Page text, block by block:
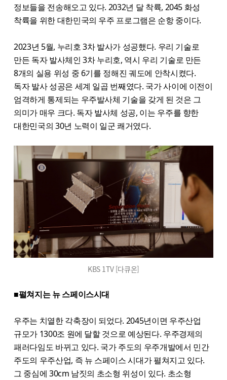
정보들을 전송해오고 있다. 2032년 달 착륙, 2045 화성
착륙을 위한 대한민국의 우주 프로그램은 순항 중이다.
2023년 5월, 누리호 3차 발사가 성공했다. 우리 기술로
만든 독자 발사체인 3차 누리호, 역시 우리 기술로 만든
8개의 실용 위성 중 6기를 정해진 궤도에 안착시켰다.
독자 발사 성공은 세계 일곱 번째였다. 국가 사이에 이전이
엄격하게 통제되는 우주발사체 기술을 갖게 된 것은 그
의미가 매우 크다. 독자 발사체 성공, 이는 우주를 향한
대한민국의 30년 노력이 일군 쾌거였다.
KBS 1TV [다큐온]
■펼쳐지는 뉴 스페이스시대
우주는 치열한 각축장이 되었다. 2045년이면 우주산업
규모가 1300조 원에 달할 것으로 예상된다. 우주경제의
패러다임도 바뀌고 있다. 국가 주도의 우주개발에서 민간
주도의 우주산업, 즉 뉴 스페이스 시대가 펼쳐지고 있다.
그 중심에 30cm 남짓의 초소형 위성이 있다. 초소형